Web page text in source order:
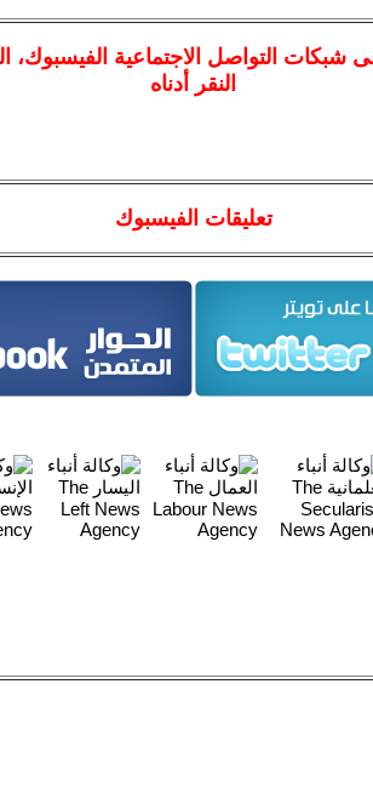
شبكات التواصل الاجتماعية الفيسبوك،
النقر أدناه
تعليقات الفيسبوك